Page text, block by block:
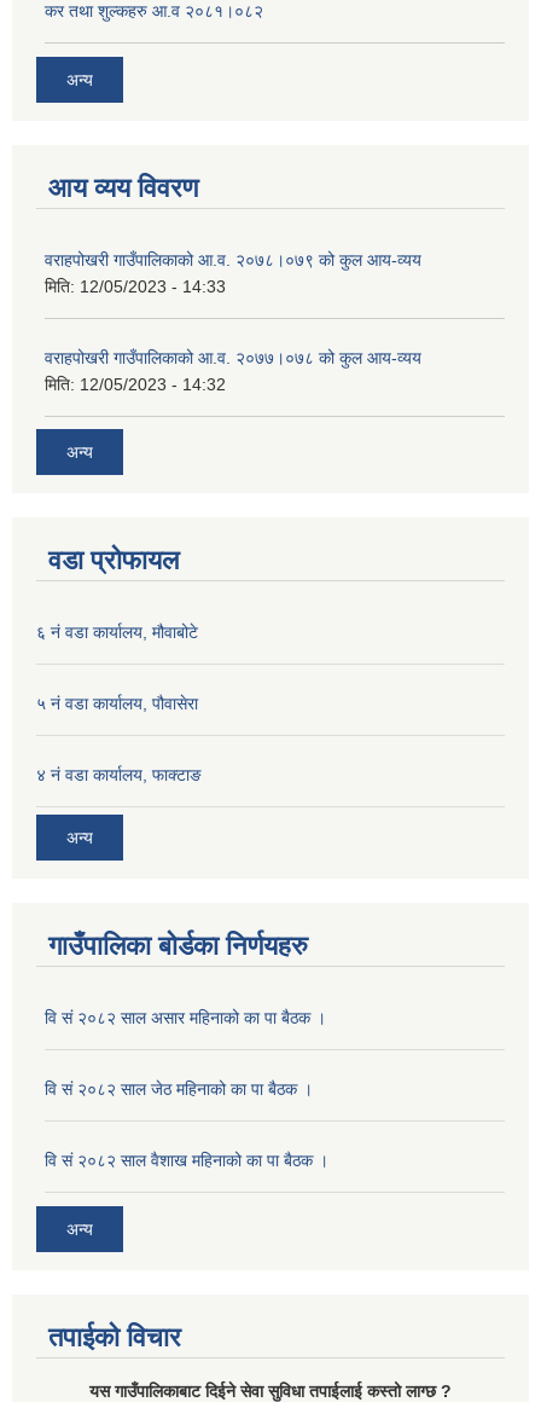
कर तथा शुल्कहरु आ.व २०८१।०८२
अन्य
आय व्यय विवरण
वराहपोखरी गाउँपालिकाको आ.व. २०७८।०७९ को कुल आय-व्यय
मिति: 12/05/2023 - 14:33
वराहपोखरी गाउँपालिकाको आ.व. २०७७।०७८ को कुल आय-व्यय
मिति: 12/05/2023 - 14:32
अन्य
वडा प्रोफायल
६ नं वडा कार्यालय, मौवाबोटे
५ नं वडा कार्यालय, पौवासेरा
४ नं वडा कार्यालय, फाक्टाङ
अन्य
गाउँपालिका बोर्डका निर्णयहरु
वि सं २०८२ साल असार महिनाको का पा बैठक ।
वि सं २०८२ साल जेठ महिनाको का पा बैठक ।
वि सं २०८२ साल वैशाख महिनाको का पा बैठक ।
अन्य
तपाईको विचार
यस गाउँपालिकाबाट दिईने सेवा सुविधा तपाईलाई कस्तो लाग्छ ?